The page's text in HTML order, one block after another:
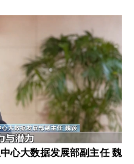
心大数据发展部副主任 魏